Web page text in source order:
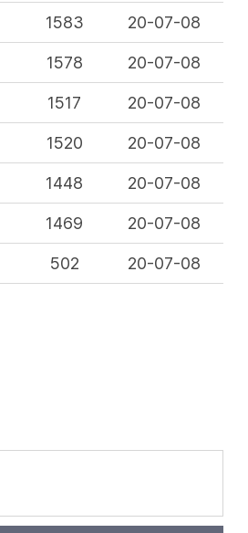
1583 20-07-08
1578 20-07-08
1517 20-07-08
1520 20-07-08
1448 20-07-08
1469 20-07-08
502 20-07-08